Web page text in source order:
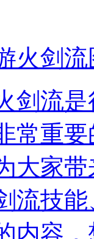
火剑
剑流
常重
大家
流技
内容